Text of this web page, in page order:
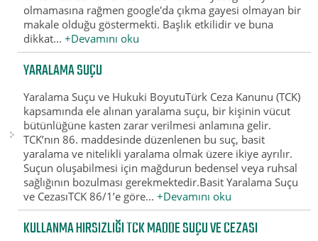
olmamasına rağmen google'da çıkma gayesi olmayan bir
makale olduğu göstermekti. Başlık etkilidir ve buna
dikkat...+Devamını oku
YARALAMA SUÇU
Yaralama Suçu ve Hukuki BoyutuTürk Ceza Kanunu (TCK)
kapsamında ele alınan yaralama suçu, bir kişinin vücut
bütünlüğüne kasten zarar verilmesi anlamına gelir.
TCK’nın 86. maddesinde düzenlenen bu suç, basit
yaralama ve nitelikli yaralama olmak üzere ikiye ayrılır.
Suçun oluşabilmesi için mağdurun bedensel veya ruhsal
sağlığının bozulması gerekmektedir.Basit Yaralama Suçu
ve CezasıTCK 86/1’e göre...+Devamını oku
KULLANMA HIRSIZLIĞI TCK MADDE SUÇU VE CEZASI